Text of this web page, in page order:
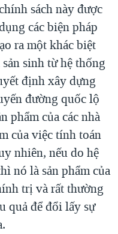
sách này được
các biện pháp
ra một khác biệt
sinh từ hệ thống
định xây dựng
đường quốc lộ
phẩm của các nhà
của việc tính toán
nhiên, nếu do hệ
nó là sản phẩm của
trị và rất thường
quả để đổi lấy sự